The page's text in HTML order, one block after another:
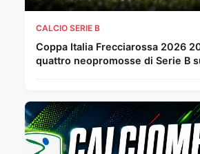
CALCIO SERIE B
Coppa Italia Frecciarossa 2026
quattro neopromosse di Serie B